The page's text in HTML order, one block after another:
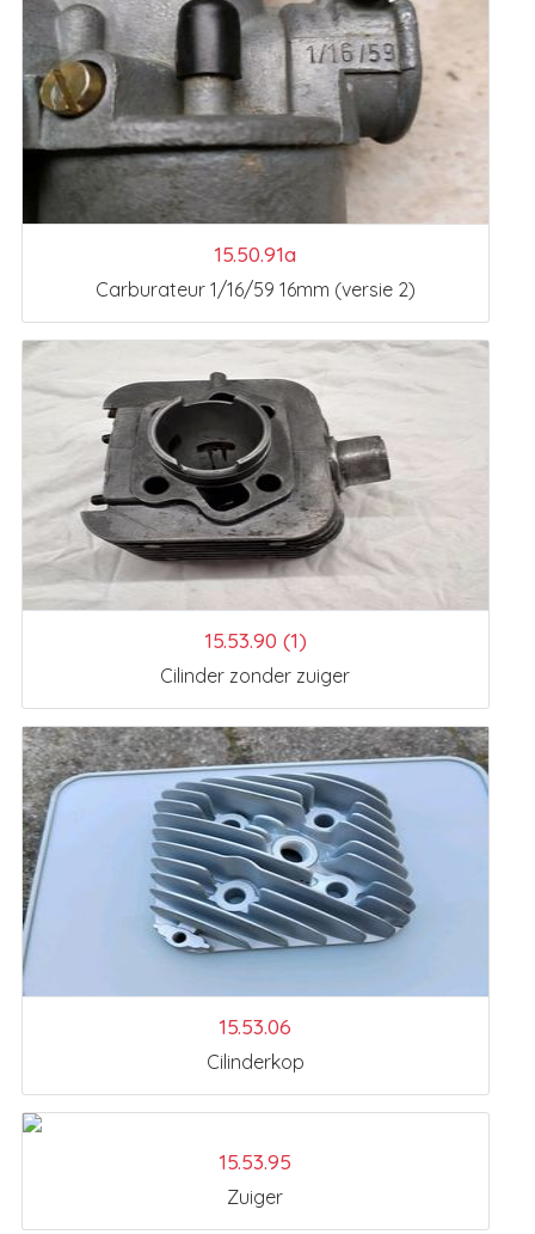
15.50.91a
Carburateur 1/16/59 16mm (versie 2)
15.53.90 (1)
Cilinder zonder zuiger
15.53.06
Cilinderkop
15.53.95
Zuiger